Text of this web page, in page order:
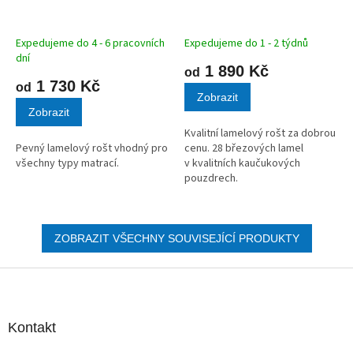
Expedujeme do 4 - 6 pracovních
dní
od 1 730 Kč
Zobrazit
Pevný lamelový rošt vhodný pro
všechny typy matrací.
Expedujeme do 1 - 2 týdnů
od 1 890 Kč
Zobrazit
Kvalitní lamelový rošt za dobrou
cenu. 28 březových lamel
v kvalitních kaučukových
pouzdrech.
ZOBRAZIT VŠECHNY SOUVISEJÍCÍ PRODUKTY
Kontakt